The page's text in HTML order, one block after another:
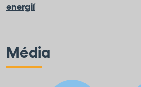
energií
Média